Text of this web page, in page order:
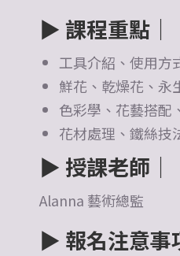
▶ 課程重點｜
工具介紹、使用方
鮮花、乾燥花、永
色彩學、花藝搭配
花材處理、鐵絲技
▶ 授課老師 ｜
Alanna 藝術總監
▶ 報名注意事